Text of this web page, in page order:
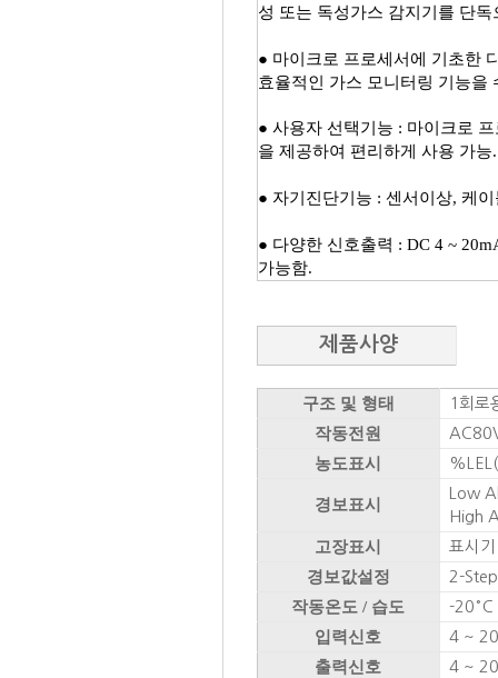
성 또는 독성가스 감지기를 단
● 마이크로 프로세서에 기초한
효율적인 가스 모니터링 기능을
​● 사용자 선택기능 : 마이크로
을 제공하여 편리하게 사용 가능.
​● 자기진단기능 : 센서이상, 케
​● 다양한 신호출력 : DC 4 ~
가능함.
제품사양
구조 및 형태 1회로
작동전원
농도표시
경보표시
Low
High
고장표시 표시
경보값설정 2-
작동온도 / 습도 -20°
입력신호 4 ~
출력신호 4 ~